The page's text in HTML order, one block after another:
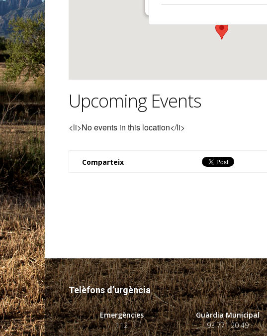
View Events
Upcoming Events
<li>No events in this location</li>
Comparteix
Telèfons d’urgència
Emergències
112
Guàrdia Municipal
93 771 20 49